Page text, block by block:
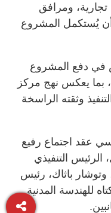
ومرافق
أن يُستكمل المشروع
في دفع المشروع
بما يعكس نهج مركز
وثقته الراسخة
عقد اجتماع رفيع
التنفيذي
باثاك، رئيس
للهندسة المدنية